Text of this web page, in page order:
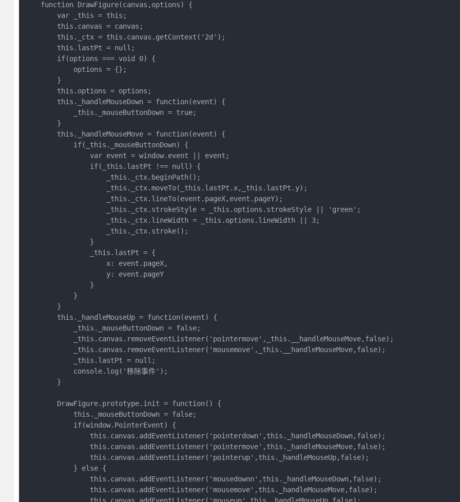
    function DrawFigure(canvas,options) {
        var _this = this;
        this.canvas = canvas;
        this._ctx = this.canvas.getContext('2d');
        this.lastPt = null;
        if(options === void 0) {
            options = {};
        }
        this.options = options;
        this._handleMouseDown = function(event) {
            _this._mouseButtonDown = true;
        }
        this._handleMouseMove = function(event) {
            if(_this._mouseButtonDown) {
                var event = window.event || event;
                if(_this.lastPt !== null) {
                    _this._ctx.beginPath();
                    _this._ctx.moveTo(_this.lastPt.x,_this.lastPt.y);
                    _this._ctx.lineTo(event.pageX,event.pageY);
                    _this._ctx.strokeStyle = _this.options.strokeStyle || 'green';
                    _this._ctx.lineWidth = _this.options.lineWidth || 3;
                    _this._ctx.stroke();
                }
                _this.lastPt = {
                    x: event.pageX,
                    y: event.pageY
                }
            }
        }
        this._handleMouseUp = function(event) {
            _this._mouseButtonDown = false;
            _this.canvas.removeEventListener('pointermove',_this.__handleMouseMove,false);
            _this.canvas.removeEventListener('mousemove',_this.__handleMouseMove,false);
            _this.lastPt = null;
            console.log('移除事件');
        }
        DrawFigure.prototype.init = function() {
            this._mouseButtonDown = false;
            if(window.PointerEvent) {
                this.canvas.addEventListener('pointerdown',this._handleMouseDown,false);
                this.canvas.addEventListener('pointermove',this._handleMouseMove,false);
                this.canvas.addEventListener('pointerup',this._handleMouseUp,false);
            } else {
                this.canvas.addEventListener('mousedownn',this._handleMouseDown,false);
                this.canvas.addEventListener('mousemove',this._handleMouseMove,false);